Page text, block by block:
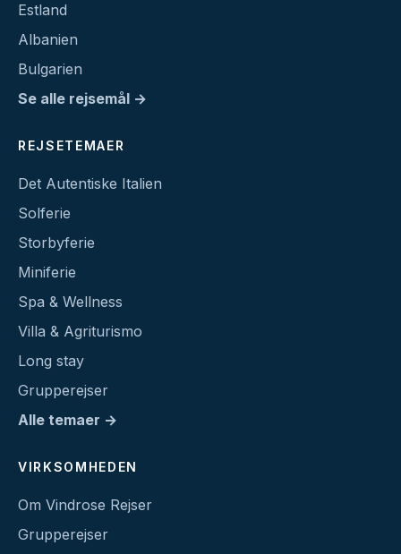
Estland
Albanien
Bulgarien
Se alle rejsemål →
REJSETEMAER
Det Autentiske Italien
Solferie
Storbyferie
Miniferie
Spa & Wellness
Villa & Agriturismo
Long stay
Grupperejser
Alle temaer →
VIRKSOMHEDEN
Om Vindrose Rejser
Grupperejser